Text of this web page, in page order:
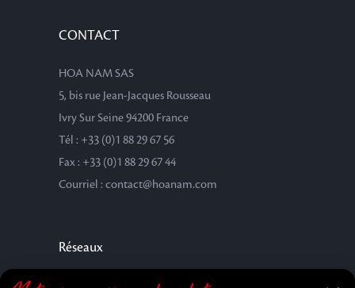
CONTACT
HOA NAM SAS
5, bis rue Jean-Jacques Rousseau
Ivry Sur Seine 94200 France
Tél : +33 (0)1 88 29 67 56
Fax : +33 (0)1 88 29 67 44
Courriel : contact@hoanam.com
Réseaux